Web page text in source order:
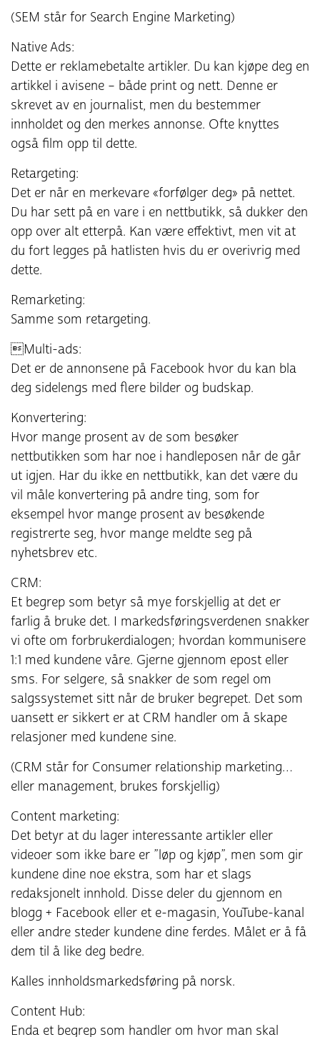
(SEM står for Search Engine Marketing)
Native Ads:
Dette er reklamebetalte artikler. Du kan kjøpe deg en
artikkel i avisene – både print og nett. Denne er
skrevet av en journalist, men du bestemmer
innholdet og den merkes annonse. Ofte knyttes
også film opp til dette.
Retargeting:
Det er når en merkevare «forfølger deg» på nettet.
Du har sett på en vare i en nettbutikk, så dukker den
opp over alt etterpå. Kan være effektivt, men vit at
du fort legges på hatlisten hvis du er overivrig med
dette.
Remarketing:
Samme som retargeting.
Multi-ads:
Det er de annonsene på Facebook hvor du kan bla
deg sidelengs med flere bilder og budskap.
Konvertering:
Hvor mange prosent av de som besøker
nettbutikken som har noe i handleposen når de går
ut igjen. Har du ikke en nettbutikk, kan det være du
vil måle konvertering på andre ting, som for
eksempel hvor mange prosent av besøkende
registrerte seg, hvor mange meldte seg på
nyhetsbrev etc.
CRM:
Et begrep som betyr så mye forskjellig at det er
farlig å bruke det. I markedsføringsverdenen snakker
vi ofte om forbrukerdialogen; hvordan kommunisere
1:1 med kundene våre. Gjerne gjennom epost eller
sms. For selgere, så snakker de som regel om
salgssystemet sitt når de bruker begrepet. Det som
uansett er sikkert er at CRM handler om å skape
relasjoner med kundene sine.
(CRM står for Consumer relationship marketing…
eller management, brukes forskjellig)
Content marketing:
Det betyr at du lager interessante artikler eller
videoer som ikke bare er ”løp og kjøp”, men som gir
kundene dine noe ekstra, som har et slags
redaksjonelt innhold. Disse deler du gjennom en
blogg + Facebook eller et e-magasin, YouTube-kanal
eller andre steder kundene dine ferdes. Målet er å få
dem til å like deg bedre.
Kalles innholdsmarkedsføring på norsk.
Content Hub:
Enda et begrep som handler om hvor man skal